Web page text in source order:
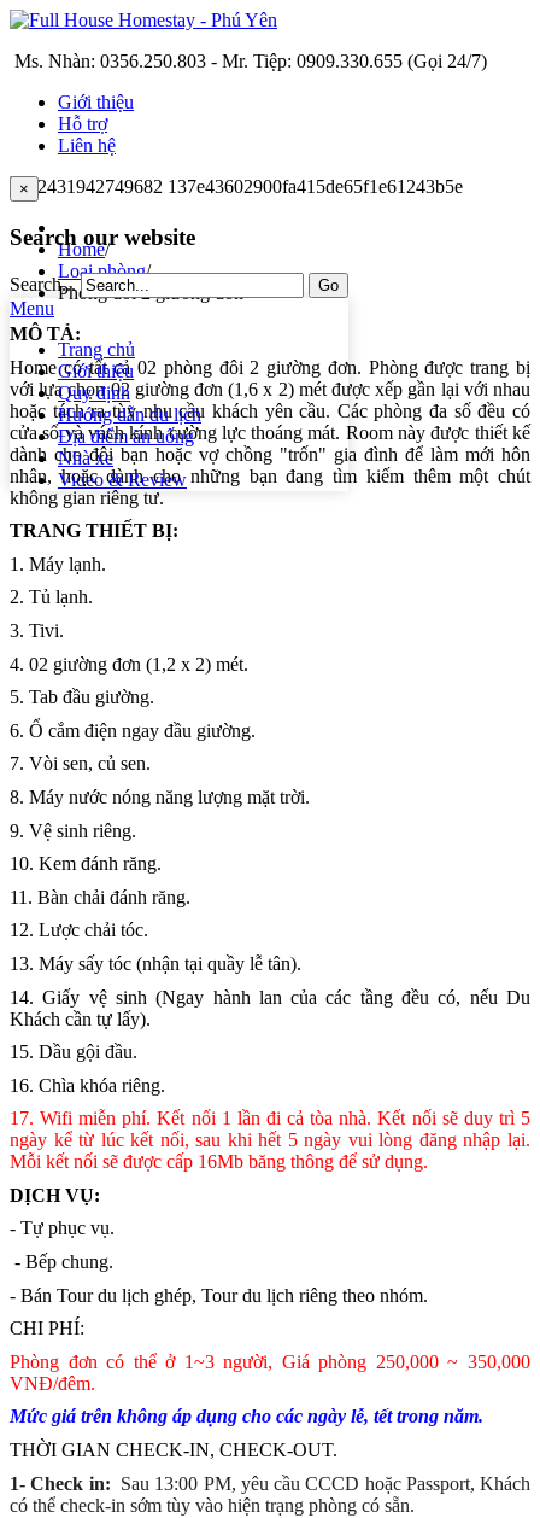
Ms. Nhàn: 0356.250.803 - Mr. Tiệp: 0909.330.655 (Gọi 24/7)
Giới thiệu
Hỗ trợ
Liên hệ
×
Search our website
Search... Go
Menu
Trang chủ
Giới thiệu
Quy định
Hướng dẫn du lịch
Địa điểm ăn uống
Nhà xe
Video & Review
Home/
Loại phòng/
Phòng đôi 2 giường đơn
MÔ TẢ:
Home có tất cả 02 phòng đôi 2 giường đơn. Phòng được trang bị
với lựa chọn 02 giường đơn (1,6 x 2) mét được xếp gần lại với nhau
hoặc tách ra tùy nhu cầu khách yên cầu. Các phòng đa số đều có
cửa sổ và vách kính cường lực thoáng mát. Room này được thiết kế
dành cho đôi bạn hoặc vợ chồng "trốn" gia đình để làm mới hôn
nhân, hoặcdành cho những bạn đang tìm kiếm thêm một chút
không gian riêng tư.
TRANG THIẾT BỊ:
1. Máy lạnh.
2. Tủ lạnh.
3. Tivi.
4. 02 giường đơn (1,2 x 2) mét.
5. Tab đầu giường.
6. Ổ cắm điện ngay đầu giường.
7. Vòi sen, củ sen.
8. Máy nước nóng năng lượng mặt trời.
9. Vệ sinh riêng.
10. Kem đánh răng.
11. Bàn chải đánh răng.
12. Lược chải tóc.
13. Máy sấy tóc (nhận tại quầy lễ tân).
14. Giấy vệ sinh (Ngay hành lan của các tầng đều có, nếu Du
Khách cần tự lấy).
15. Dầu gội đầu.
16. Chìa khóa riêng.
17. Wifi miễn phí. Kết nối 1 lần đi cả tòa nhà. Kết nối sẽ duy trì 5
ngày kể từ lúc kết nối, sau khi hết 5 ngày vui lòng đăng nhập lại.
Mỗi kết nối sẽ được cấp 16Mb băng thông để sử dụng.
DỊCH VỤ:
- Tự phục vụ.
- Bếp chung.
- Bán Tour du lịch ghép, Tour du lịch riêng theo nhóm.
CHI PHÍ:
Phòng đơn có thể ở 1~3 người, Giá phòng 250,000 ~ 350,000
VNĐ/đêm.
Mức giá trên không áp dụng cho các ngày lễ, tết trong năm.
THỜI GIAN CHECK-IN, CHECK-OUT.
1- Check in: Sau 13:00 PM, yêu cầu CCCD hoặc Passport, Khách
có thể check-in sớm tùy vào hiện trạng phòng có sẵn.